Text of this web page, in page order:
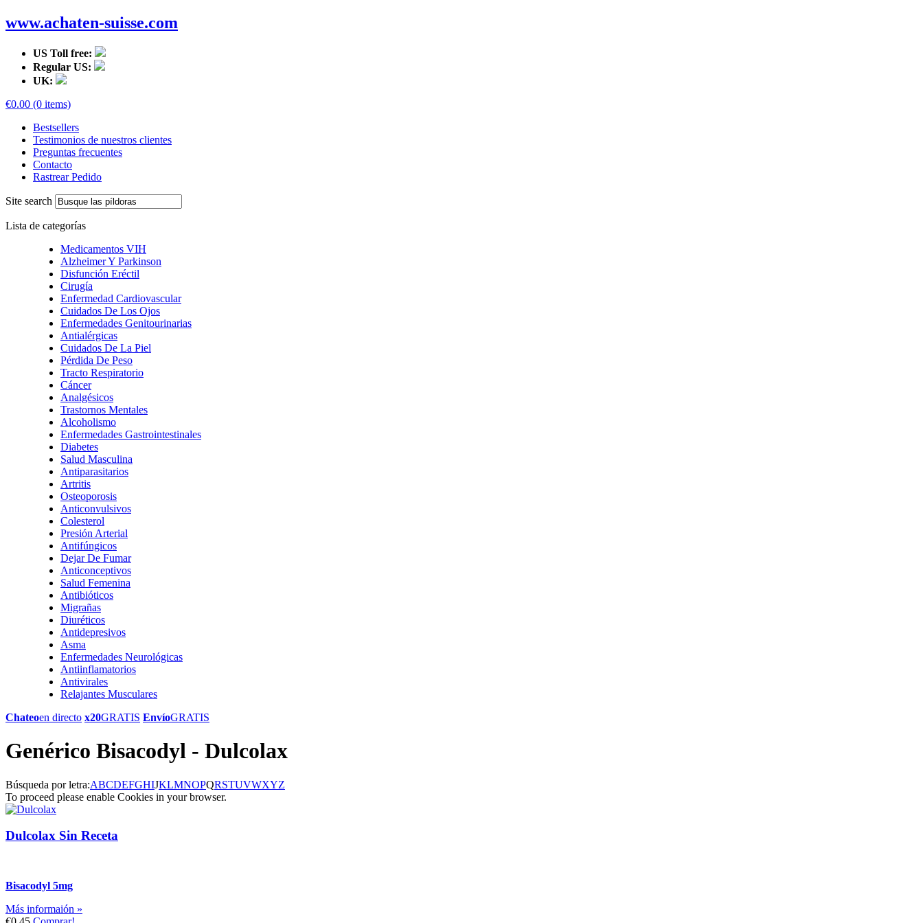
www.achaten-suisse.com
US Toll free:
Regular US:
UK:
€0.00 (0 items)
Bestsellers
Testimonios de nuestros clientes
Preguntas frecuentes
Contacto
Rastrear Pedido
Site search
Lista de categorías
Medicamentos VIH
Alzheimer Y Parkinson
Disfunción Eréctil
Cirugía
Enfermedad Cardiovascular
Cuidados De Los Ojos
Enfermedades Genitourinarias
Antialérgicas
Cuidados De La Piel
Pérdida De Peso
Tracto Respiratorio
Cáncer
Analgésicos
Trastornos Mentales
Alcoholismo
Enfermedades Gastrointestinales
Diabetes
Salud Masculina
Antiparasitarios
Artritis
Osteoporosis
Anticonvulsivos
Colesterol
Presión Arterial
Antifúngicos
Dejar De Fumar
Anticonceptivos
Salud Femenina
Antibióticos
Migrañas
Diuréticos
Antidepresivos
Asma
Enfermedades Neurológicas
Antiinflamatorios
Antivirales
Relajantes Musculares
Chateoen directo x20GRATIS EnvíoGRATIS
Genérico Bisacodyl - Dulcolax
Búsqueda por letra:ABCDEFGHIJKLMNOPQRSTUVWXYZ
To proceed please enable Cookies in your browser.
Dulcolax Sin Receta
Bisacodyl 5mg
Más informaión »